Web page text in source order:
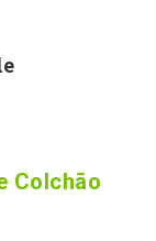
Colchão